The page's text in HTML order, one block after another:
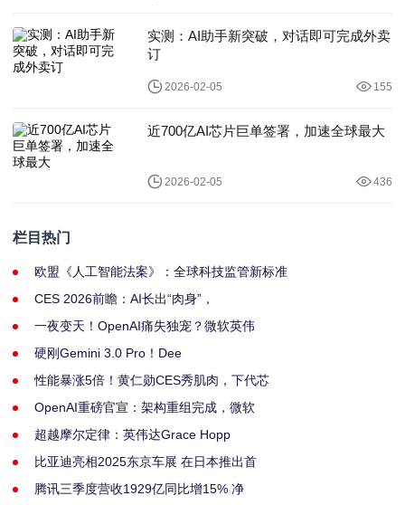
实测：AI助手新突破，对话即可完成外卖
订
2026-02-05 155
近700亿AI芯片巨单签署，加速全球最大
2026-02-05 436
栏目热门
欧盟《人工智能法案》：全球科技监管新标准
CES 2026前瞻：AI长出“肉身”，
一夜变天！OpenAI痛失独宠？微软英伟
硬刚Gemini 3.0 Pro！Dee
性能暴涨5倍！黄仁勋CES秀肌肉，下代芯
OpenAI重磅官宣：架构重组完成，微软
超越摩尔定律：英伟达Grace Hopp
比亚迪亮相2025东京车展 在日本推出首
腾讯三季度营收1929亿同比增15% 净